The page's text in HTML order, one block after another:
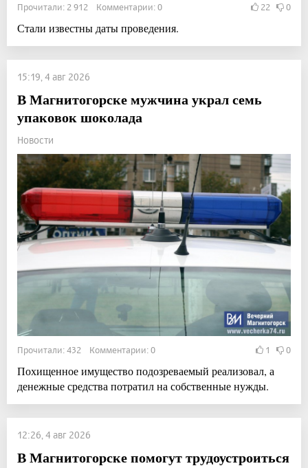
Прочитали: 2 912 Комментарии: 0 22 0
Стали известны даты проведения.
15:19, 4 авг 2026
В Магнитогорске мужчина украл семь
упаковок шоколада
Новости
Прочитали: 432 Комментарии: 0 1 0
Похищенное имущество подозреваемый реализовал, а
денежные средства потратил на собственные нужды.
12:26, 4 авг 2026
В Магнитогорске помогут трудоустроиться